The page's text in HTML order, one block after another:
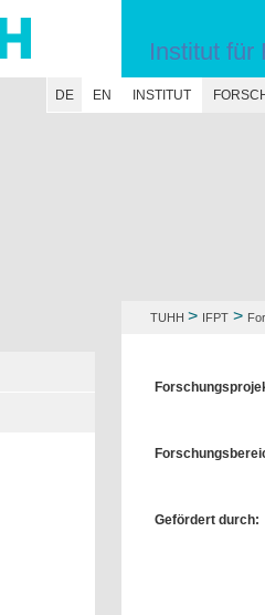
Institut für
DE EN INSTITUT
TUHH > IFPT>
Gefördert durch: